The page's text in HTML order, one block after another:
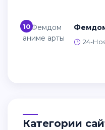
10
24-
Категории